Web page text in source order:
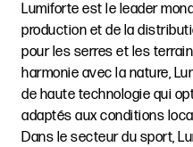
Lumiforte est le leader
production et de la
pour les serres et les
harmonie avec la nature,
de haute technologie qui
adaptés aux conditions
Dans le secteur du sport,